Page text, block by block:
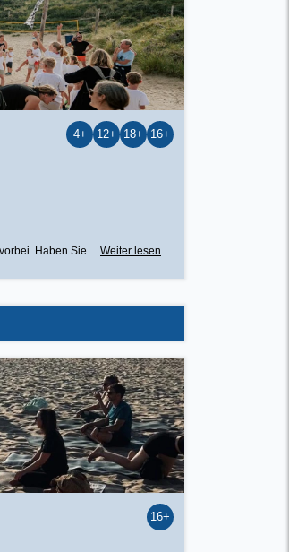
4+ 12+ 18+ 16+
Haben Sie ... Weiter lesen
16+